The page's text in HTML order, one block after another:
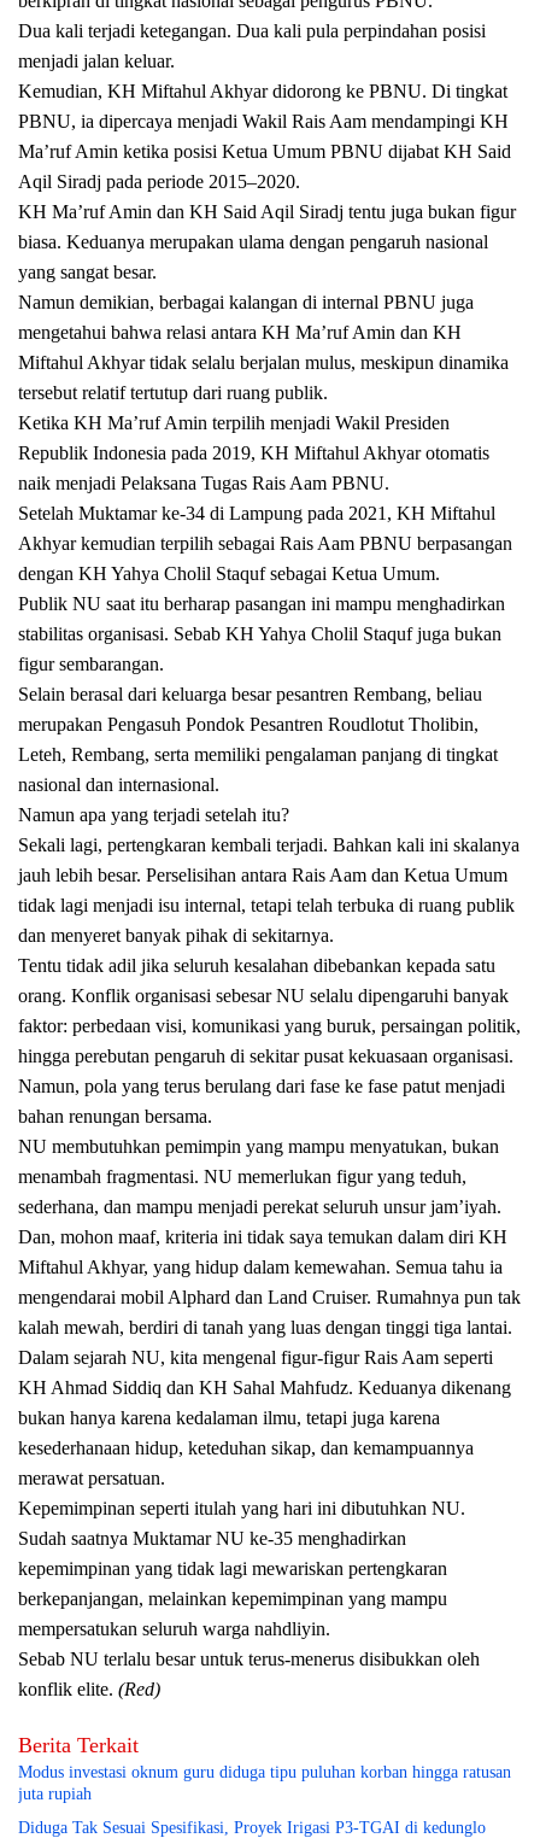
Dua kali terjadi ketegangan. Dua kali pula perpindahan posisi
menjadi jalan keluar.
Kemudian, KH Miftahul Akhyar didorong ke PBNU. Di tingkat
PBNU, ia dipercaya menjadi Wakil Rais Aam mendampingi KH
Ma’ruf Amin ketika posisi Ketua Umum PBNU dijabat KH Said
Aqil Siradj pada periode 2015–2020.
KH Ma’ruf Amin dan KH Said Aqil Siradj tentu juga bukan figur
biasa. Keduanya merupakan ulama dengan pengaruh nasional
yang sangat besar.
Namun demikian, berbagai kalangan di internal PBNU juga
mengetahui bahwa relasi antara KH Ma’ruf Amin dan KH
Miftahul Akhyar tidak selalu berjalan mulus, meskipun dinamika
tersebut relatif tertutup dari ruang publik.
Ketika KH Ma’ruf Amin terpilih menjadi Wakil Presiden
Republik Indonesia pada 2019, KH Miftahul Akhyar otomatis
naik menjadi Pelaksana Tugas Rais Aam PBNU.
Setelah Muktamar ke-34 di Lampung pada 2021, KH Miftahul
Akhyar kemudian terpilih sebagai Rais Aam PBNU berpasangan
dengan KH Yahya Cholil Staquf sebagai Ketua Umum.
Publik NU saat itu berharap pasangan ini mampu menghadirkan
stabilitas organisasi. Sebab KH Yahya Cholil Staquf juga bukan
figur sembarangan.
Selain berasal dari keluarga besar pesantren Rembang, beliau
merupakan Pengasuh Pondok Pesantren Roudlotut Tholibin,
Leteh, Rembang, serta memiliki pengalaman panjang di tingkat
nasional dan internasional.
Namun apa yang terjadi setelah itu?
Sekali lagi, pertengkaran kembali terjadi. Bahkan kali ini skalanya
jauh lebih besar. Perselisihan antara Rais Aam dan Ketua Umum
tidak lagi menjadi isu internal, tetapi telah terbuka di ruang publik
dan menyeret banyak pihak di sekitarnya.
Tentu tidak adil jika seluruh kesalahan dibebankan kepada satu
orang. Konflik organisasi sebesar NU selalu dipengaruhi banyak
faktor: perbedaan visi, komunikasi yang buruk, persaingan politik,
hingga perebutan pengaruh di sekitar pusat kekuasaan organisasi.
Namun, pola yang terus berulang dari fase ke fase patut menjadi
bahan renungan bersama.
NU membutuhkan pemimpin yang mampu menyatukan, bukan
menambah fragmentasi. NU memerlukan figur yang teduh,
sederhana, dan mampu menjadi perekat seluruh unsur jam’iyah.
Dan, mohon maaf, kriteria ini tidak saya temukan dalam diri KH
Miftahul Akhyar, yang hidup dalam kemewahan. Semua tahu ia
mengendarai mobil Alphard dan Land Cruiser. Rumahnya pun tak
kalah mewah, berdiri di tanah yang luas dengan tinggi tiga lantai.
Dalam sejarah NU, kita mengenal figur-figur Rais Aam seperti
KH Ahmad Siddiq dan KH Sahal Mahfudz. Keduanya dikenang
bukan hanya karena kedalaman ilmu, tetapi juga karena
kesederhanaan hidup, keteduhan sikap, dan kemampuannya
merawat persatuan.
Kepemimpinan seperti itulah yang hari ini dibutuhkan NU.
Sudah saatnya Muktamar NU ke-35 menghadirkan
kepemimpinan yang tidak lagi mewariskan pertengkaran
berkepanjangan, melainkan kepemimpinan yang mampu
mempersatukan seluruh warga nahdliyin.
Sebab NU terlalu besar untuk terus-menerus disibukkan oleh
konflik elite. (Red)
Berita Terkait
Modus investasi oknum guru diduga tipu puluhan korban hingga ratusan
juta rupiah
Diduga Tak Sesuai Spesifikasi, Proyek Irigasi P3-TGAI di kedunglo